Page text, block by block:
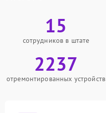
15
сотрудников в штате
2237
отремонтированных устройств